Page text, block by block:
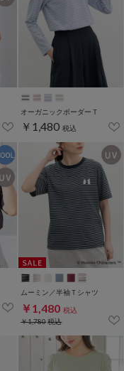
オーガニックボーダーＴ
￥1,480 税込
ムーミン／半袖Ｔシャツ
￥1,480 税込
￥1,780税込